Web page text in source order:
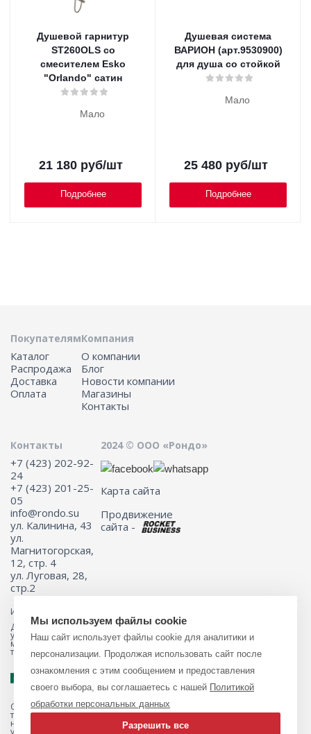
Душевой гарнитур
ST260OLS со
смесителем Esko
"Orlando" сатин
Мало
21 180руб/шт
Подробнее
Душевая система
ВАРИОН (арт.9530900)
для душа со стойкой
Мало
25 480руб/шт
Подробнее
Покупателям
Каталог
Распродажа
Доставка
Оплата
Компания
О компании
Блог
Новости компании
Магазины
Контакты
Контакты
+7 (423) 202-92-
24
+7 (423) 201-25-
05
info@rondo.su
ул. Калинина, 43
ул.
Магнитогорская,
12, стр. 4
ул. Луговая, 28,
стр.2
2024 © ООО «Рондо»
Карта сайта
Продвижение
сайта -
Информация на сайте не является публичной офертой.
Для получения подробной информации о наличии и стоимости
указанных товаров и (или) услуг, пожалуйста, обращайтесь к
менеджеру сайта с помощью специальной формы связи или по
телефону 8 (423) 201-25-05
Обращаем ваше внимание на то, что данный интернет-магазин, а
также вся информация о товарах и ценах, предоставленная на нём,
носит исключительно информационный характер и ни при каких
Мы используем файлы cookie
Наш сайт использует файлы cookie для аналитики и
персонализации. Продолжая использовать сайт после
ознакомления с этим сообщением и предоставления
своего выбора, вы соглашаетесь с нашей Политикой
обработки персональных данных
Разрешить все